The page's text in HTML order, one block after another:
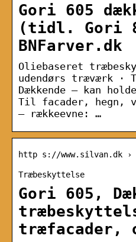
Gori 605
(tidl. Gori
BNFarver.dk
Oliebaseret
udendørs træværk ·
Dækkende ― kan
Til facader, hegn,
― rækkeevne: …
http s://www.silvan.dk ›
Træbeskyttelse
Gori 605,
træfacader,